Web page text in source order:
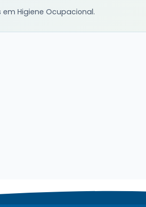
Higiene Ocupacional.